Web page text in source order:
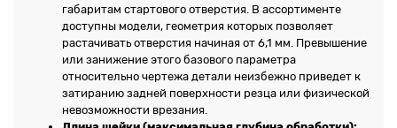
габаритам стартового отверстия. В ассортименте
доступны модели, геометрия которых позволяет
растачивать отверстия начиная от 6,1 мм. Превышение
или занижение этого базового параметра
относительно чертежа детали неизбежно приведет к
затиранию задней поверхности резца или физической
невозможности врезания.